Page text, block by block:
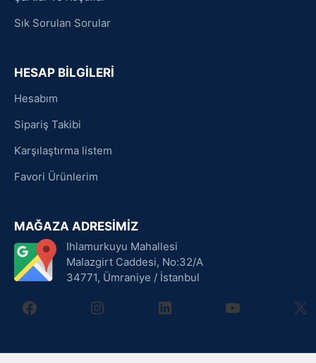
Sık Sorulan Sorular
HESAP BİLGİLERİ
Hesabım
Sipariş Takibi
Karşılaştırma listem
Favori Ürünlerim
MAĞAZA ADRESİMİZ
Ihlamurkuyu Mahallesi
Malazgirt Caddesi, No:32/A
34771, Ümraniye / İstanbul
facebookinstagramlinkedin youtube X